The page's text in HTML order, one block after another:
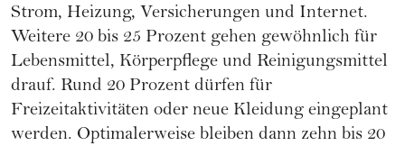
Strom, Heizung, Versicherungen und Internet.
Weitere 20 bis 25 Prozent gehen gewöhnlich für
Lebensmittel, Körperpflege und Reinigungsmittel
drauf. Rund 20 Prozent dürfen für
Freizeitaktivitäten oder neue Kleidung eingeplant
werden. Optimalerweise bleiben dann zehn bis 20